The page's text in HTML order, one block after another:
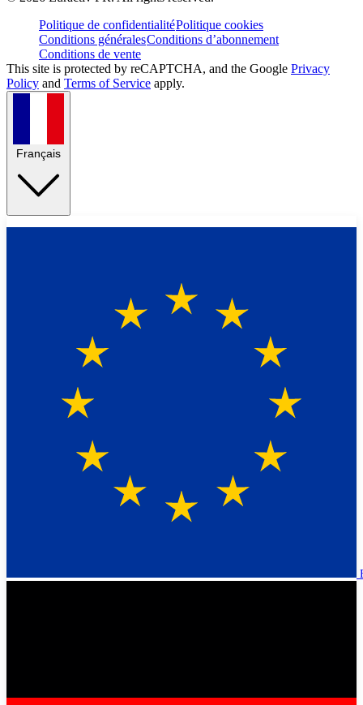
Politique de confidentialitéPolitique cookies
Conditions généralesConditions d’abonnement
Conditions de vente
This site is protected by reCAPTCHA, and the Google Privacy
Policy and Terms of Service apply.
Français